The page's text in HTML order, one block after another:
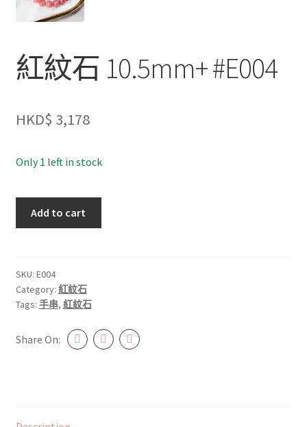
紅紋石 10.5mm+ #E004
HKD$ 3,178
Only 1 left in stock
#E004
quantity
Add to cart
SKU: E004
Category: 紅紋石
Tags: 手串, 紅紋石
Share On: